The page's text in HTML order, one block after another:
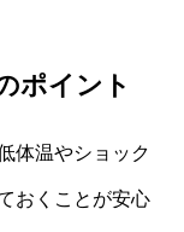
ポイント
体温やショック
おくことが安心